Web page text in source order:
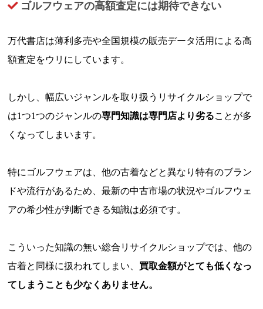
ゴルフウェアの高額査定には期待できない
万代書店は薄利多売や全国規模の販売データ活用による高
額査定をウリにしています。
しかし、幅広いジャンルを取り扱うリサイクルショップで
は1つ1つのジャンルの専門知識は専門店より劣ることが多
くなってしまいます。
特にゴルフウェアは、他の古着などと異なり特有のブラン
ドや流行があるため、最新の中古市場の状況やゴルフウェ
アの希少性が判断できる知識は必須です。
こういった知識の無い総合リサイクルショップでは、他の
古着と同様に扱われてしまい、 買取金額がとても低くなっ
てしまうことも少なくありません。